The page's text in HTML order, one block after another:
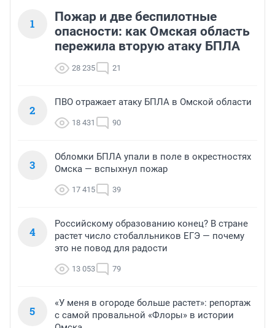
1
Пожар и две беспилотные
опасности: как Омская область
пережила вторую атаку БПЛА
28 235 21
2
ПВО отражает атаку БПЛА в Омской области
18 431 90
3
Обломки БПЛА упали в поле в окрестностях
Омска — вспыхнул пожар
17 415 39
4
Российскому образованию конец? В стране
растет число стобалльников ЕГЭ — почему
это не повод для радости
13 053 79
5
«У меня в огороде больше растет»: репортаж
с самой провальной «Флоры» в истории